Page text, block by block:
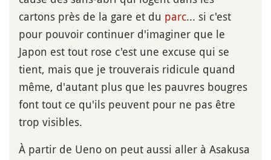
cartons près de la gare et du parc... si c'est
pour pouvoir continuer d'imaginer que le
Japon est tout rose c'est une excuse qui se
tient, mais que je trouverais ridicule quand
même, d'autant plus que les pauvres bougres
font tout ce qu'ils peuvent pour ne pas être
trop visibles.
À partir de Ueno on peut aussi aller à Asakusa